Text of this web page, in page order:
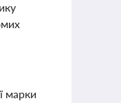
марки